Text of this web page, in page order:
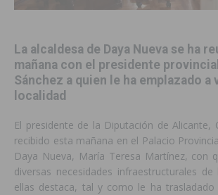
La alcaldesa de Daya Nueva se ha
mañana con el presidente
Sánchez a quien le ha emplazado a
localidad
El presidente de la Diputación de Alicante,
recibido esta mañana en el Palacio
Daya Nueva, María Teresa Martínez, con
diversas necesidades infraestructurales de
ellas destaca, tal y como le ha